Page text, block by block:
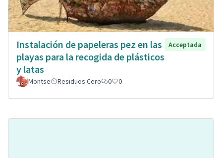
Instalación de papeleras pez en las
playas para la recogida de plásticos
y latas
Acceptada
Montse Residuos Cero 0 0